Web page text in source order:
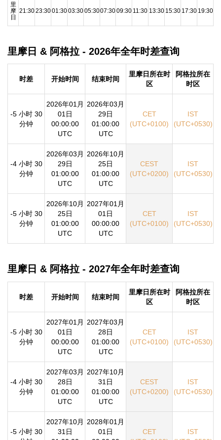
里
摩
日
21:3023:3001:3003:3005:3007:3009:30 11:30 13:30 15:30 17:30 19:30
里摩日 & 阿格拉 - 2026年全年时差查询
时差 开始时间 结束时间
里摩日所在时
区
阿格拉所在
时区
-5 小时 30
分钟
2026年01月
01日
00:00:00
UTC
2026年03月
29日
01:00:00
UTC
CET
(UTC+0100)
IST
(UTC+0530)
-4 小时 30
分钟
2026年03月
29日
01:00:00
UTC
2026年10月
25日
01:00:00
UTC
CEST
(UTC+0200)
IST
(UTC+0530)
-5 小时 30
分钟
2026年10月
25日
01:00:00
UTC
2027年01月
01日
00:00:00
UTC
CET
(UTC+0100)
IST
(UTC+0530)
里摩日 & 阿格拉 - 2027年全年时差查询
时差 开始时间 结束时间
里摩日所在时
区
阿格拉所在
时区
-5 小时 30
分钟
2027年01月
01日
00:00:00
UTC
2027年03月
28日
01:00:00
UTC
CET
(UTC+0100)
IST
(UTC+0530)
-4 小时 30
分钟
2027年03月
28日
01:00:00
UTC
2027年10月
31日
01:00:00
UTC
CEST
(UTC+0200)
IST
(UTC+0530)
-5 小时 30
2027年10月
31日
2028年01月
01日
CET
IST